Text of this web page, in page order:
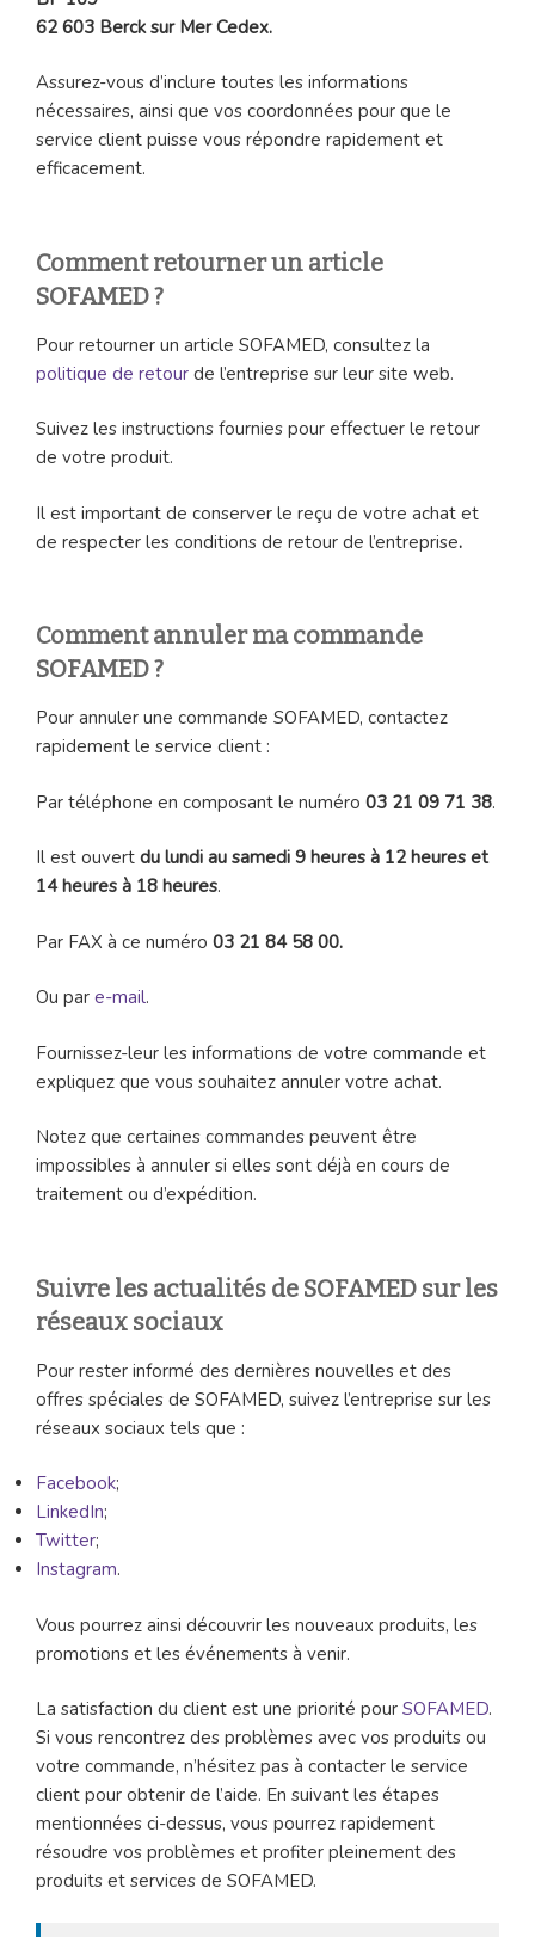
62 603 Berck sur Mer Cedex.
Assurez-vous d’inclure toutes les informations
nécessaires, ainsi que vos coordonnées pour que le
service client puisse vous répondre rapidement et
efficacement.
Comment retourner un article
SOFAMED ?
Pour retourner un article SOFAMED, consultez la
politique de retour de l’entreprise sur leur site web.
Suivez les instructions fournies pour effectuer le retour
de votre produit.
Il est important de conserver le reçu de votre achat et
de respecter les conditions de retour de l’entreprise.
Comment annuler ma commande
SOFAMED ?
Pour annuler une commande SOFAMED, contactez
rapidement le service client :
Par téléphone en composant le numéro 03 21 09 71 38.
Il est ouvert du lundi au samedi 9 heures à 12 heures et
14 heures à 18 heures.
Par FAX à ce numéro 03 21 84 58 00.
Ou par e-mail.
Fournissez-leur les informations de votre commande et
expliquez que vous souhaitez annuler votre achat.
Notez que certaines commandes peuvent être
impossibles à annuler si elles sont déjà en cours de
traitement ou d’expédition.
Suivre les actualités de SOFAMED sur les
réseaux sociaux
Pour rester informé des dernières nouvelles et des
offres spéciales de SOFAMED, suivez l’entreprise sur les
réseaux sociaux tels que :
Facebook;
LinkedIn;
Twitter;
Instagram.
Vous pourrez ainsi découvrir les nouveaux produits, les
promotions et les événements à venir.
La satisfaction du client est une priorité pour SOFAMED.
Si vous rencontrez des problèmes avec vos produits ou
votre commande, n’hésitez pas à contacter le service
client pour obtenir de l’aide. En suivant les étapes
mentionnées ci-dessus, vous pourrez rapidement
résoudre vos problèmes et profiter pleinement des
produits et services de SOFAMED.